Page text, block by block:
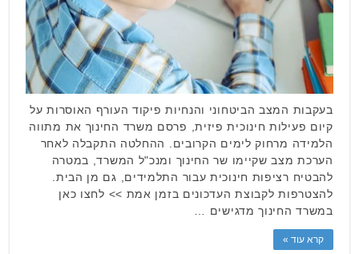
בעקבות המצב הביטחוני והנחיות פיקוד העורף האוסרות על
קיום פעילות חינוכית פיזית, פרסם משרד החינוך את מתווה
הלמידה מרחוק לימים הקרובים. ההחלטה התקבלה לאחר
הערכת מצב שקיימו שר החינוך ומנכ"ל המשרד, במטרה
להבטיח רציפות חינוכית עבור התלמידים, גם מן הבית.
להצטרפות לקבוצת העדכונים בזמן אמת >> לחצו כאן
במשרד החינוך מדגישים …
קרא עוד »